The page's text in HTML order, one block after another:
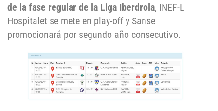
de la fase regular de la Liga Iberdrola, INEF-L
Hospitalet se mete en play-off y Sanse
promocionará por segundo año consecutivo.